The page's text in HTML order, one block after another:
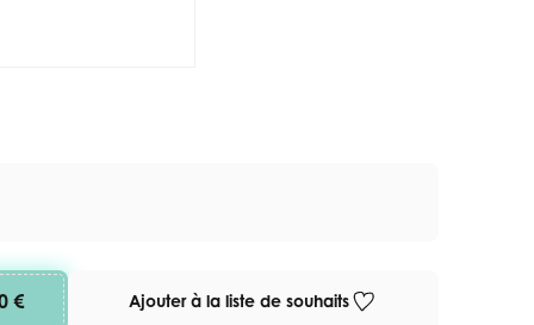
€ Ajouter à la liste de souhaits